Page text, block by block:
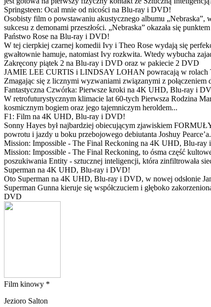
Springsteen: Ocal mnie od nicości na Blu-ray i DVD!
Osobisty film o powstawaniu akustycznego albumu
sukcesu z demonami przeszłości. „Nebraska” okazała się
Państwo Rose na Blu-ray i DVD!
W tej cierpkiej czarnej komedii Ivy i Theo Rose wydają się
gwałtownie hamuje, natomiast Ivy rozkwita. Wtedy wybucha
Zakręcony piątek 2 na Blu-ray i DVD oraz w pakiecie 2 DVD
JAMIE LEE CURTIS i LINDSAY LOHAN powracają w rolach
Zmagając się z licznymi wyzwaniami związanymi z
Fantastyczna Czwórka: Pierwsze kroki na 4K UHD, Blu-ray i
W retrofuturystycznym klimacie lat 60-tych Pierwsza Rodzina
kosmicznym bogiem oraz jego tajemniczym heroldem...
F1: Film na 4K UHD, Blu-ray i DVD!
Sonny Hayes był najbardziej obiecującym zjawiskiem
powrotu i jazdy u boku przebojowego debiutanta Joshuy
Mission: Impossible - The Final Reckoning na 4K UHD, Blu-
Mission: Impossible - The Final Reckoning, to ósma część
poszukiwania Entity - sztucznej inteligencji, która zinfiltrowała
Superman na 4K UHD, Blu-ray i DVD!
Oto Superman na 4K UHD, Blu-ray i DVD, w nowej odsłonie
Superman Gunna kieruje się współczuciem i głęboko
DVD
Film kinowy *
Jezioro Salton